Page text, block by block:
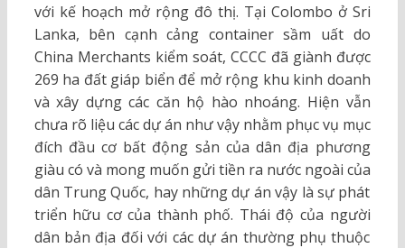
với kế hoạch mở rộng đô thị. Tại Colombo ở Sri
Lanka, bên cạnh cảng container sầm uất do
China Merchants kiểm soát, CCCC đã giành được
269 ha đất giáp biển để mở rộng khu kinh doanh
và xây dựng các căn hộ hào nhoáng. Hiện vẫn
chưa rõ liệu các dự án như vậy nhằm phục vụ mục
đích đầu cơ bất động sản của dân địa phương
giàu có và mong muốn gửi tiền ra nước ngoài của
dân Trung Quốc, hay những dự án vậy là sự phát
triển hữu cơ của thành phố. Thái độ của người
dân bản địa đối với các dự án thường phụ thuộc